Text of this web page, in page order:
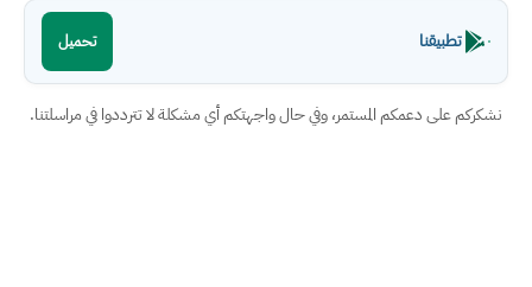
تطبيقنا تحميل
نشكركم على دعمكم المستمر، وفي حال واجهتكم أي مشكلة لا تترددوا في مراسلتنا.